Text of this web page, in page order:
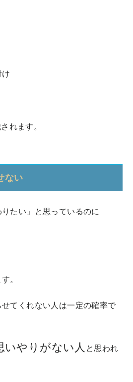
れます。
ない
たい」と思っているのに
。
てくれない人は一定の確率で
いやりがない人 と思われ